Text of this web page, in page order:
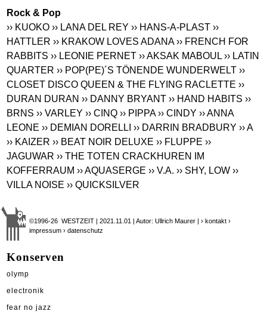
Rock & Pop
›› KUOKO ›› LANA DEL REY ›› HANS-A-PLAST ››
HATTLER ›› KRAKOW LOVES ADANA ›› FRENCH FOR
RABBITS ›› LEONIE PERNET ›› AKSAK MABOUL ›› LATIN
QUARTER ›› POP(PE)´S TÖNENDE WUNDERWELT ››
CLOSET DISCO QUEEN & THE FLYING RACLETTE ››
DURAN DURAN ›› DANNY BRYANT ›› HAND HABITS ››
BRNS ›› VARLEY ›› CINQ ›› PIPPA ›› CINDY ›› ANNA
LEONE ›› DEMIAN DORELLI›› DARRIN BRADBURY ›› A
›› KAIZER ›› BEAT NOIR DELUXE ›› FLUPPE ››
JAGUWAR ›› THE TOTEN CRACKHUREN IM
KOFFERRAUM ›› AQUASERGE ›› V.A. ›› SHY, LOW ››
VILLA NOISE ›› QUICKSILVER
©1996-26 WESTZEIT | 2021.11.01 | Autor: Ullrich Maurer |› kontakt ›
impressum › datenschutz
Konserven
olymp
electronik
fear no jazz